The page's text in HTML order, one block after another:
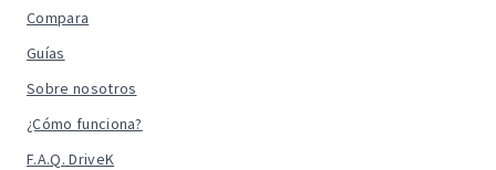
Compara
Guías
Sobre nosotros
¿Cómo funciona?
F.A.Q. DriveK